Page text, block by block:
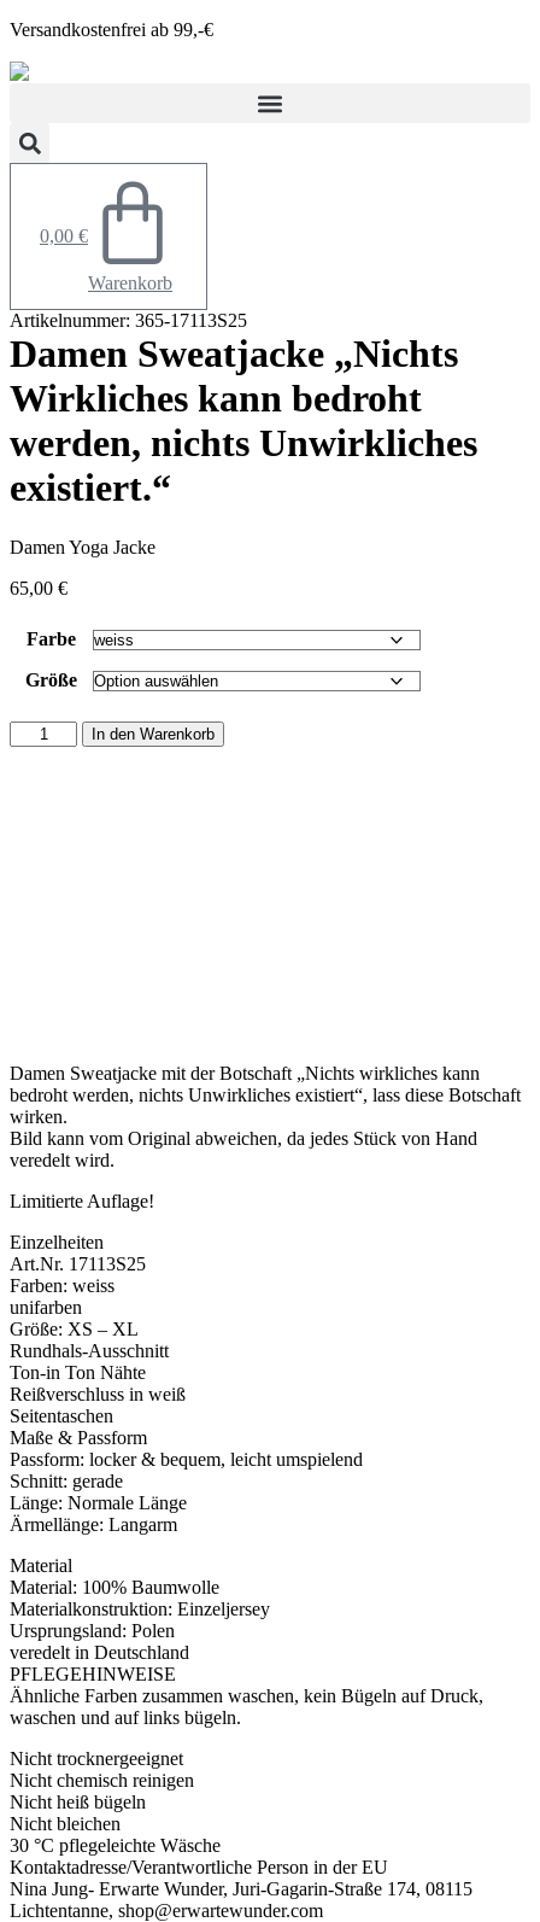
Zum
springen
Versandkostenfrei ab 99,-€
0,00 €
Warenkorb
Artikelnummer: 365-17113S25
Damen Sweatjacke „Nichts
Wirkliches kann bedroht
werden, nichts Unwirkliches
existiert.“
Damen Yoga Jacke
65,00 €
Farbe
Größe
Damen
Sweatjacke
In den Warenkorb
Damen Sweatjacke mit der Botschaft „Nichts wirkliches kann
bedroht werden, nichts Unwirkliches existiert“, lass diese Botschaft
wirken.
Bild kann vom Original abweichen, da jedes Stück von Hand
veredelt wird.
Limitierte Auflage!
Einzelheiten
Art.Nr. 17113S25
Farben: weiss
unifarben
Größe: XS – XL
Rundhals-Ausschnitt
Ton-in Ton Nähte
Reißverschluss in weiß
Seitentaschen
Maße & Passform
Passform: locker & bequem, leicht umspielend
Schnitt: gerade
Länge: Normale Länge
Ärmellänge: Langarm
Material
Material: 100% Baumwolle
Materialkonstruktion: Einzeljersey
Ursprungsland: Polen
veredelt in Deutschland
PFLEGEHINWEISE
Ähnliche Farben zusammen waschen, kein Bügeln auf Druck,
waschen und auf links bügeln.
Nicht trocknergeeignet
Nicht chemisch reinigen
Nicht heiß bügeln
Nicht bleichen
30 °C pflegeleichte Wäsche
Kontaktadresse/Verantwortliche Person in der EU
Nina Jung- Erwarte Wunder, Juri-Gagarin-Straße 174, 08115
Lichtentanne, shop@erwartewunder.com